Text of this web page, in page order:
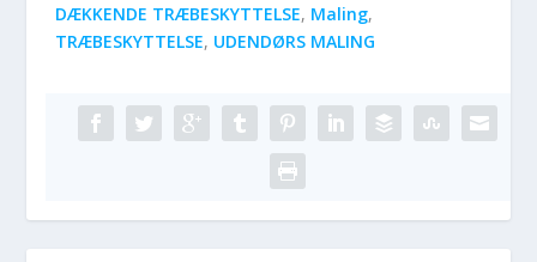
DÆKKENDE TRÆBESKYTTELSE, Maling,
TRÆBESKYTTELSE, UDENDØRS MALING